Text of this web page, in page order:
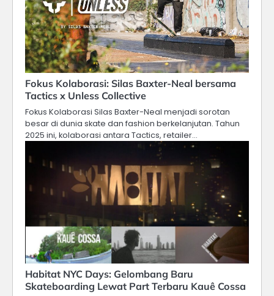
Fokus Kolaborasi: Silas Baxter-Neal bersama
Tactics x Unless Collective
Fokus Kolaborasi Silas Baxter-Neal menjadi sorotan
besar di dunia skate dan fashion berkelanjutan. Tahun
2025 ini, kolaborasi antara Tactics, retailer…
Habitat NYC Days: Gelombang Baru
Skateboarding Lewat Part Terbaru Kauê Cossa